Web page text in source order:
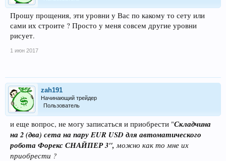
Прошу прощения, эти уровни у Вас по какому то сету или
сами их строите ? Просто у меня совсем другие уровни
рисует.
1 июн 2017
zah191
Начинающий трейдер
Пользователь
и еще вопрос, не могу записаться и приобрести "Складчина
на 2 (два) сета на пару EUR USD для автоматического
робота Форекс СНАЙПЕР 3",можно как то мне их
приобрести ?